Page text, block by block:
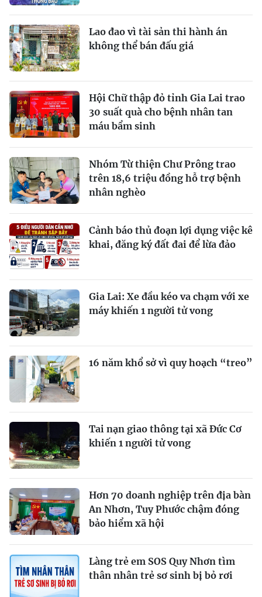
Lao đao vì tài sản thi hành án
không thể bán đấu giá
Hội Chữ thập đỏ tỉnh Gia Lai trao
30 suất quà cho bệnh nhân tan
máu bẩm sinh
Nhóm Từ thiện Chư Prông trao
trên 18,6 triệu đồng hỗ trợ bệnh
nhân nghèo
Cảnh báo thủ đoạn lợi dụng việc kê
khai, đăng ký đất đai để lừa đảo
Gia Lai: Xe đầu kéo va chạm với xe
máy khiến 1 người tử vong
16 năm khổ sở vì quy hoạch “treo”
Tai nạn giao thông tại xã Đức Cơ
khiến 1 người tử vong
Hơn 70 doanh nghiệp trên địa bàn
An Nhơn, Tuy Phước chậm đóng
bảo hiểm xã hội
Làng trẻ em SOS Quy Nhơn tìm
thân nhân trẻ sơ sinh bị bỏ rơi